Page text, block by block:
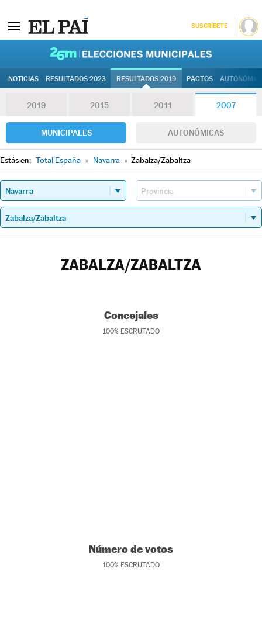
SUSCRÍBETE
NOTICIAS RESULTADOS 2023 RESULTADOS 2019 PACTOS
2019 2015 2011 2007
MUNICIPALES AUTONÓMICAS
Estás en: Total España » Navarra » Zabalza/Zabaltza
ZABALZA/ZABALTZA
Concejales
100% ESCRUTADO
Número de votos
100% ESCRUTADO